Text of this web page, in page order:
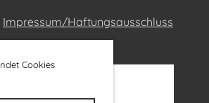
Cookies
Impressum/Haftungsausschluss